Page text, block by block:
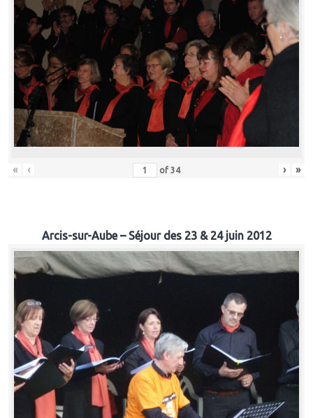
« ‹ of 34 › »
Arcis-sur-Aube – Séjour des 23 & 24 juin 2012